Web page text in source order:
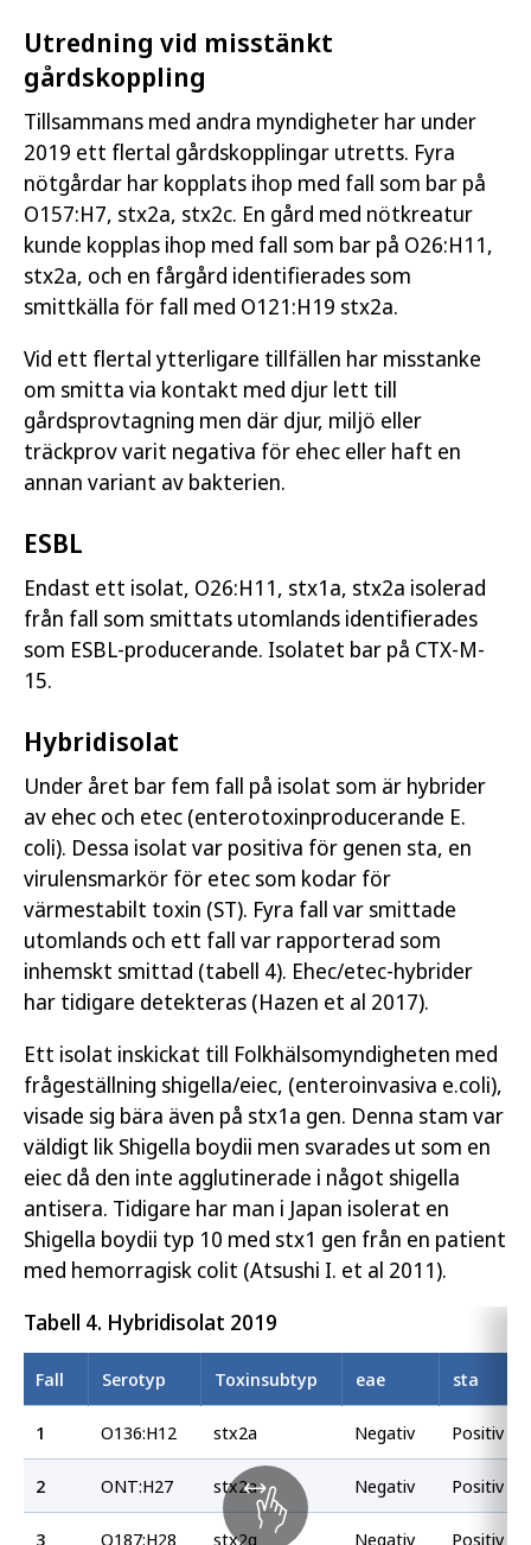
Utredning vid misstänkt
gårdskoppling
Tillsammans med andra myndigheter har under
2019 ett flertal gårdskopplingar utretts. Fyra
nötgårdar har kopplats ihop med fall som bar på
O157:H7, stx2a, stx2c. En gård med nötkreatur
kunde kopplas ihop med fall som bar på O26:H11,
stx2a, och en fårgård identifierades som
smittkälla för fall med O121:H19 stx2a.
Vid ett flertal ytterligare tillfällen har misstanke
om smitta via kontakt med djur lett till
gårdsprovtagning men där djur, miljö eller
träckprov varit negativa för ehec eller haft en
annan variant av bakterien.
ESBL
Endast ett isolat, O26:H11, stx1a, stx2a isolerad
från fall som smittats utomlands identifierades
som ESBL-producerande. Isolatet bar på CTX-M-
15.
Hybridisolat
Under året bar fem fall på isolat som är hybrider
av ehec och etec (enterotoxinproducerande E.
coli). Dessa isolat var positiva för genen sta, en
virulensmarkör för etec som kodar för
värmestabilt toxin (ST). Fyra fall var smittade
utomlands och ett fall var rapporterad som
inhemskt smittad (tabell 4). Ehec/etec-hybrider
har tidigare detekteras (Hazen et al 2017).
Ett isolat inskickat till Folkhälsomyndigheten med
frågeställning shigella/eiec, (enteroinvasiva e.coli),
visade sig bära även på stx1a gen. Denna stam var
väldigt lik Shigella boydii men svarades ut som en
eiec då den inte agglutinerade i något shigella
antisera. Tidigare har man i Japan isolerat en
Shigella boydii typ 10 med stx1 gen från en patient
med hemorragisk colit (Atsushi I. et al 2011).
Tabell 4. Hybridisolat 2019
Fall Serotyp Toxinsubtyp eae sta
1 O136:H12 stx2a Negativ Positiv
2 ONT:H27 stx2a Negativ Positiv
3 O187:H28 stx2g Negativ Positiv